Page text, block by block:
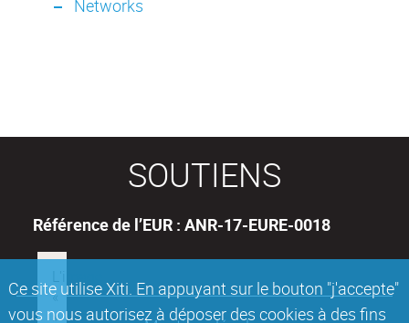
Ce site utilise Xiti. En appuyant sur le bouton "j'accepte"
vous nous autorisez à déposer des cookies à des fins
Networks
SOUTIENS
Référence de l’EUR : ANR-17-EURE-0018